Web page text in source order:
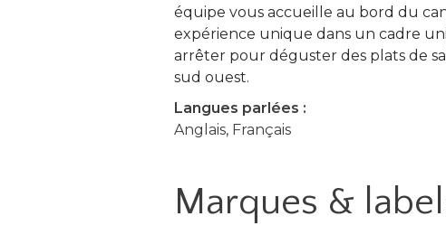
équipe vous accueille au bord du
expérience unique dans un cadre
arrêter pour déguster des plats de
sud ouest.
Langues parlées :
Anglais, Français
Marques &